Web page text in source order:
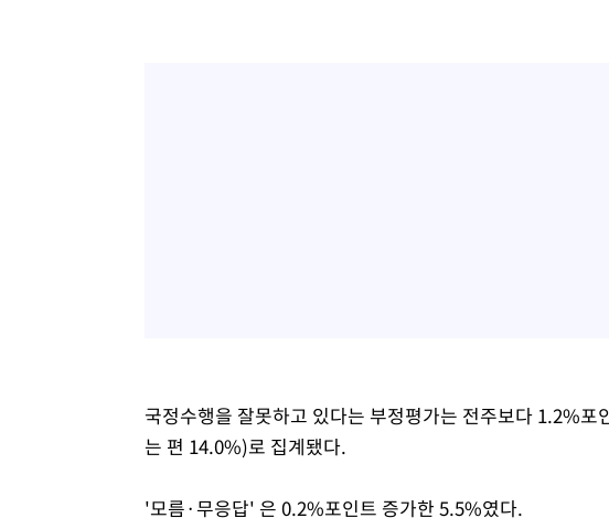
국정수행을 잘못하고 있다는 부정평가는 전주보다 1.2%
는 편 14.0%)로 집계됐다.
'모름·무응답' 은 0.2%포인트 증가한 5.5%였다.